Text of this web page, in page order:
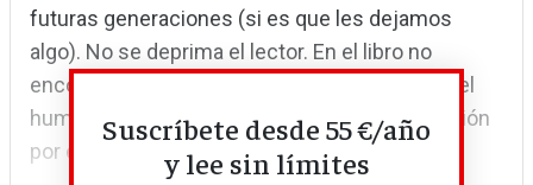
futuras generaciones (si es que les dejamos
algo). No se deprima el lector. En el libro no
encontrará solo queja. Hay también sitio para el
humor, el elogio del apoyo mutuo y la celebración
por estar vivos.
Suscríbete desde 55 €/año
y lee sin límites